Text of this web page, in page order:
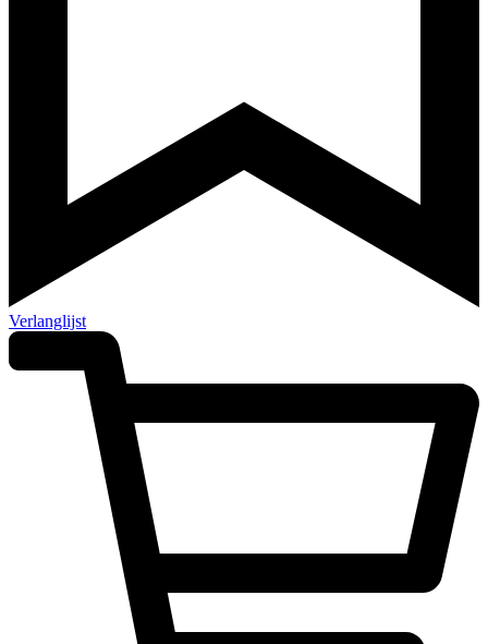
Verlanglijst